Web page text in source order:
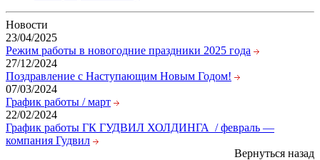
Новости
23/04/2025
Режим работы в новогодние праздники 2025 года
27/12/2024
Поздравление с Наступающим Новым Годом!
07/03/2024
График работы / март
22/02/2024
График работы ГК ГУДВИЛ ХОЛДИНГА / февраль —
компания Гудвил
Вернуться назад